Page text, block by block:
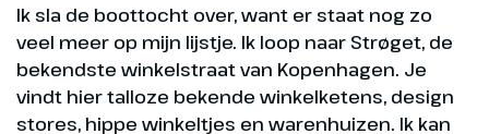
Ik sla de boottocht over, want er staat nog zo
veel meer op mijn lijstje. Ik loop naar Strøget, de
bekendste winkelstraat van Kopenhagen. Je
vindt hier talloze bekende winkelketens, design
stores, hippe winkeltjes en warenhuizen. Ik kan